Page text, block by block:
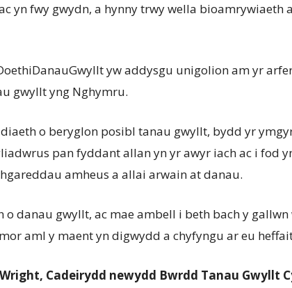
yn fwy gwydn, a hynny trwy wella bioamrywiaeth
yw addysgu unigolion am yr
gwyllt yng Nghymru.
o beryglon posibl tanau gwyllt, bydd yr
pan fyddant allan yn yr awyr iach ac i fod
amheus a allai arwain at danau.
o danau gwyllt, ac mae ambell i beth bach y gallwn
aml y maent yn digwydd a chyfyngu ar eu
Cadeirydd newydd Bwrdd Tanau Gwyllt